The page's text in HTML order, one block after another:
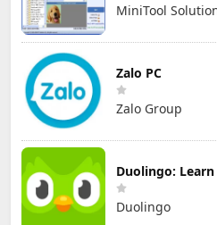
MiniTool
Zalo PC
Zalo Group
Duolingo:
Duolingo